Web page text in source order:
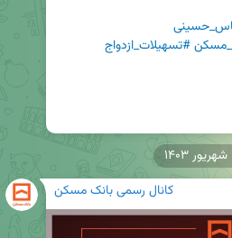
#تسهیلات_ازدواج
کانال رسمی بانک مسکن